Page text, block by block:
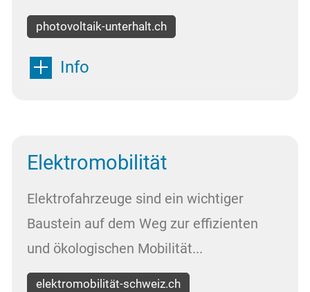
photovoltaik-unterhalt.ch
Info
Elektromobilität
Elektrofahrzeuge sind ein wichtiger
Baustein auf dem Weg zur effizienten
und ökologischen Mobilität...
elektromobilität-schweiz.ch